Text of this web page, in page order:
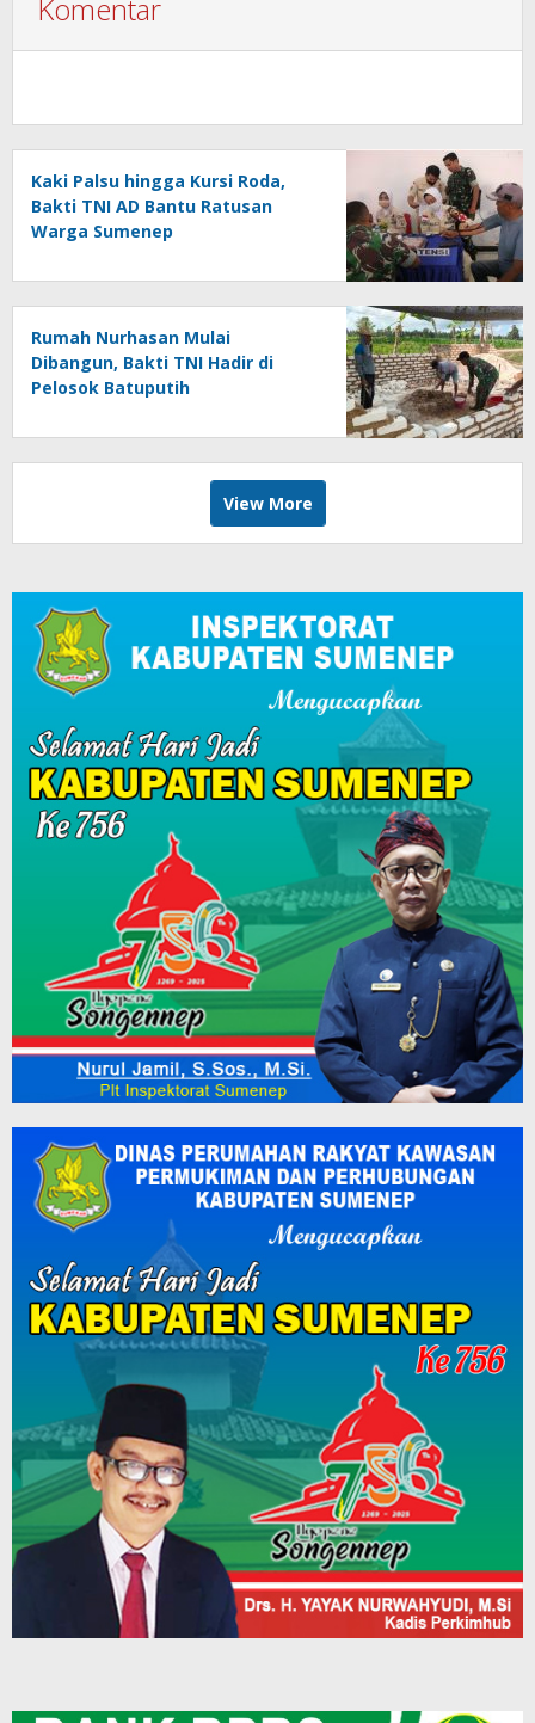
Komentar
Kaki Palsu hingga Kursi Roda,
Bakti TNI AD Bantu Ratusan
Warga Sumenep
Rumah Nurhasan Mulai
Dibangun, Bakti TNI Hadir di
Pelosok Batuputih
View More